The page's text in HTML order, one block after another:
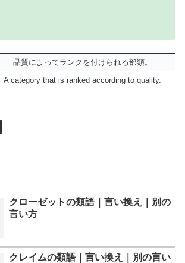
品質によってランクを付けられる部類。
A category that is ranked according to quality.
クローゼットの類語｜言い換え｜別の
言い方
クレイムの類語｜言い換え｜別の言い